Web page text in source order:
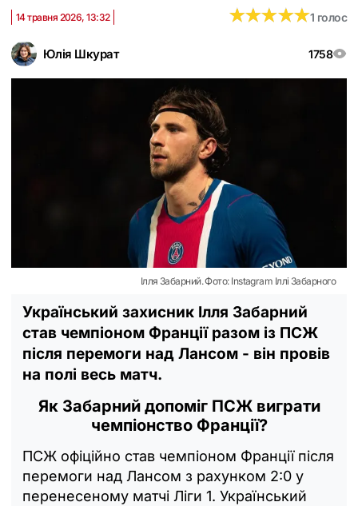
Юлія Шкурат 1758
14 травня 2026, 13:32 ★★★★★
★★★★★1 голос
Ілля Забарний. Фото: Instagram Іллі Забарного
Український захисник Ілля Забарний
став чемпіоном Франції разом із ПСЖ
після перемоги над Лансом - він провів
на полі весь матч.
Як Забарний допоміг ПСЖ виграти
чемпіонство Франції?
ПСЖ офіційно став чемпіоном Франції після
перемоги над Лансом з рахунком 2:0 у
перенесеному матчі Ліги 1. Український